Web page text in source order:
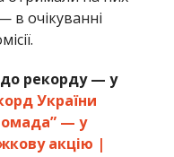
в очікуванні
рекорду — у
України
— у
акцію |